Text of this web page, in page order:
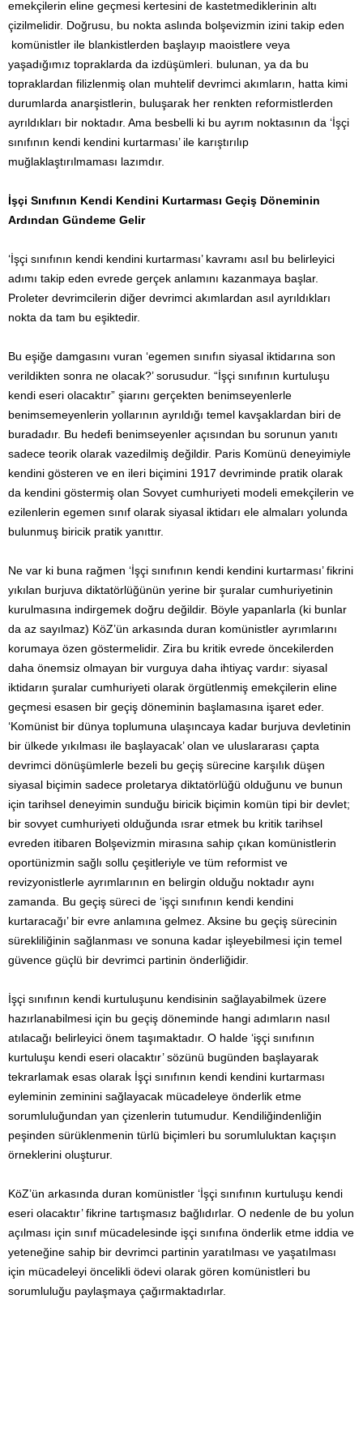
emekçilerin eline geçmesi kertesini de kastetmediklerinin altı
çizilmelidir. Doğrusu, bu nokta aslında bolşevizmin izini takip eden
komünistler ile blankistlerden başlayıp maoistlere veya
yaşadığımız topraklarda da izdüşümleri. bulunan, ya da bu
topraklardan filizlenmiş olan muhtelif devrimci akımların, hatta kimi
durumlarda anarşistlerin, buluşarak her renkten reformistlerden
ayrıldıkları bir noktadır. Ama besbelli ki bu ayrım noktasının da ‘İşçi
sınıfının kendi kendini kurtarması’ ile karıştırılıp
muğlaklaştırılmaması lazımdır.
İşçi Sınıfının Kendi Kendini Kurtarması Geçiş Döneminin
Ardından Gündeme Gelir
‘İşçi sınıfının kendi kendini kurtarması’ kavramı asıl bu belirleyici
adımı takip eden evrede gerçek anlamını kazanmaya başlar.
Proleter devrimcilerin diğer devrimci akımlardan asıl ayrıldıkları
nokta da tam bu eşiktedir.
Bu eşiğe damgasını vuran ‘egemen sınıfın siyasal iktidarına son
verildikten sonra ne olacak?’ sorusudur. “İşçi sınıfının kurtuluşu
kendi eseri olacaktır” şiarını gerçekten benimseyenlerle
benimsemeyenlerin yollarının ayrıldığı temel kavşaklardan biri de
buradadır. Bu hedefi benimseyenler açısından bu sorunun yanıtı
sadece teorik olarak vazedilmiş değildir. Paris Komünü deneyimiyle
kendini gösteren ve en ileri biçimini 1917 devriminde pratik olarak
da kendini göstermiş olan Sovyet cumhuriyeti modeli emekçilerin ve
ezilenlerin egemen sınıf olarak siyasal iktidarı ele almaları yolunda
bulunmuş biricik pratik yanıttır.
Ne var ki buna rağmen ‘İşçi sınıfının kendi kendini kurtarması’ fikrini
yıkılan burjuva diktatörlüğünün yerine bir şuralar cumhuriyetinin
kurulmasına indirgemek doğru değildir. Böyle yapanlarla (ki bunlar
da az sayılmaz) KöZ’ün arkasında duran komünistler ayrımlarını
korumaya özen göstermelidir. Zira bu kritik evrede öncekilerden
daha önemsiz olmayan bir vurguya daha ihtiyaç vardır: siyasal
iktidarın şuralar cumhuriyeti olarak örgütlenmiş emekçilerin eline
geçmesi esasen bir geçiş döneminin başlamasına işaret eder.
‘Komünist bir dünya toplumuna ulaşıncaya kadar burjuva devletinin
bir ülkede yıkılması ile başlayacak’ olan ve uluslararası çapta
devrimci dönüşümlerle bezeli bu geçiş sürecine karşılık düşen
siyasal biçimin sadece proletarya diktatörlüğü olduğunu ve bunun
için tarihsel deneyimin sunduğu biricik biçimin komün tipi bir devlet;
bir sovyet cumhuriyeti olduğunda ısrar etmek bu kritik tarihsel
evreden itibaren Bolşevizmin mirasına sahip çıkan komünistlerin
oportünizmin sağlı sollu çeşitleriyle ve tüm reformist ve
revizyonistlerle ayrımlarının en belirgin olduğu noktadır aynı
zamanda. Bu geçiş süreci de ‘işçi sınıfının kendi kendini
kurtaracağı’ bir evre anlamına gelmez. Aksine bu geçiş sürecinin
sürekliliğinin sağlanması ve sonuna kadar işleyebilmesi için temel
güvence güçlü bir devrimci partinin önderliğidir.
İşçi sınıfının kendi kurtuluşunu kendisinin sağlayabilmek üzere
hazırlanabilmesi için bu geçiş döneminde hangi adımların nasıl
atılacağı belirleyici önem taşımaktadır. O halde ‘işçi sınıfının
kurtuluşu kendi eseri olacaktır’ sözünü bugünden başlayarak
tekrarlamak esas olarak İşçi sınıfının kendi kendini kurtarması
eyleminin zeminini sağlayacak mücadeleye önderlik etme
sorumluluğundan yan çizenlerin tutumudur. Kendiliğindenliğin
peşinden sürüklenmenin türlü biçimleri bu sorumluluktan kaçışın
örneklerini oluşturur.
KöZ’ün arkasında duran komünistler ‘İşçi sınıfının kurtuluşu kendi
eseri olacaktır’ fikrine tartışmasız bağlıdırlar. O nedenle de bu yolun
açılması için sınıf mücadelesinde işçi sınıfına önderlik etme iddia ve
yeteneğine sahip bir devrimci partinin yaratılması ve yaşatılması
için mücadeleyi öncelikli ödevi olarak gören komünistleri bu
sorumluluğu paylaşmaya çağırmaktadırlar.